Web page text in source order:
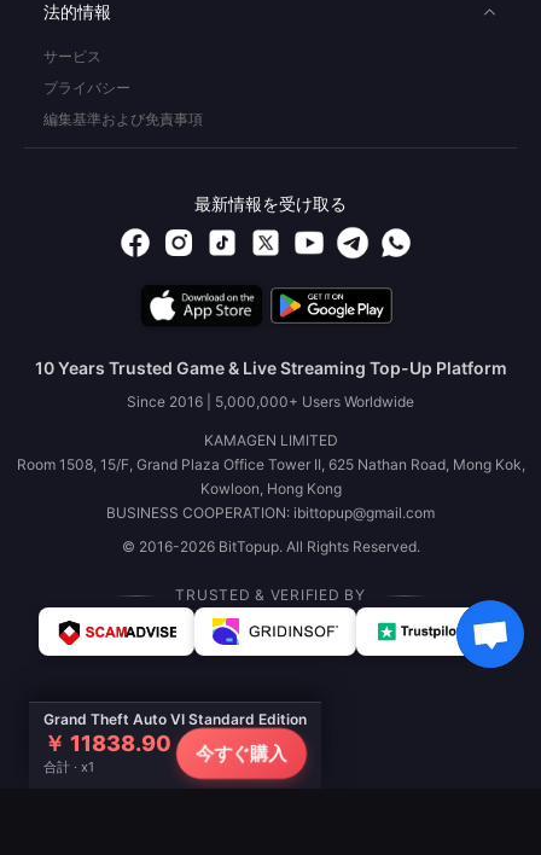
Grand Theft Auto VI Standard Edition
￥ 11838.90
合計 · x1
今すぐ購入
法的情報
サービス
プライバシー
編集基準および免責事項
最新情報を受け取る
10 Years Trusted Game & Live Streaming Top-Up Platform
Since 2016 | 5,000,000+ Users Worldwide
KAMAGEN LIMITED
Room 1508, 15/F, Grand Plaza Office Tower II, 625 Nathan Road, Mong Kok,
Kowloon, Hong Kong
BUSINESS COOPERATION: ibittopup@gmail.com
© 2016-2026 BitTopup. All Rights Reserved.
TRUSTED & VERIFIED BY